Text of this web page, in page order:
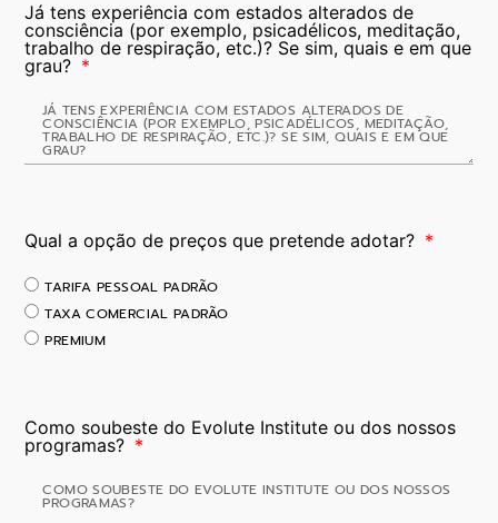
Já tens experiência com estados alterados de
consciência (por exemplo, psicadélicos, meditação,
trabalho de respiração, etc.)? Se sim, quais e em que
grau?
Qual a opção de preços que pretende adotar?
TARIFA PESSOAL PADRÃO
TAXA COMERCIAL PADRÃO
PREMIUM
Como soubeste do Evolute Institute ou dos nossos
programas?